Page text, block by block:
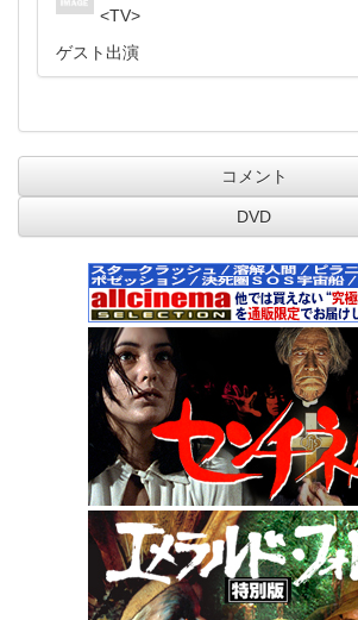
TV
ゲスト出演
コメント
DVD